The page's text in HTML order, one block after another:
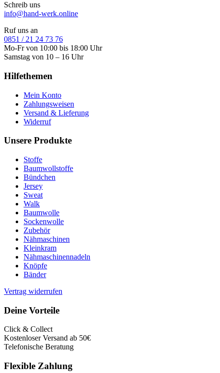
Schreib uns
info@hand-werk.online
Ruf uns an
0851 / 21 24 73 76
Mo-Fr von 10:00 bis 18:00 Uhr
Samstag von 10 – 16 Uhr
Hilfethemen
Mein Konto
Zahlungsweisen
Versand & Lieferung
Widerruf
Unsere Produkte
Stoffe
Baumwollstoffe
Bündchen
Jersey
Sweat
Walk
Baumwolle
Sockenwolle
Zubehör
Nähmaschinen
Kleinkram
Nähmaschinennadeln
Knöpfe
Bänder
Vertrag widerrufen
Deine Vorteile
Click & Collect
Kostenloser Versand ab 50€
Telefonische Beratung
Flexible Zahlung